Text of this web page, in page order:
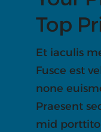
Top
Et iaculis
Fusce est
none
Praesent
mid